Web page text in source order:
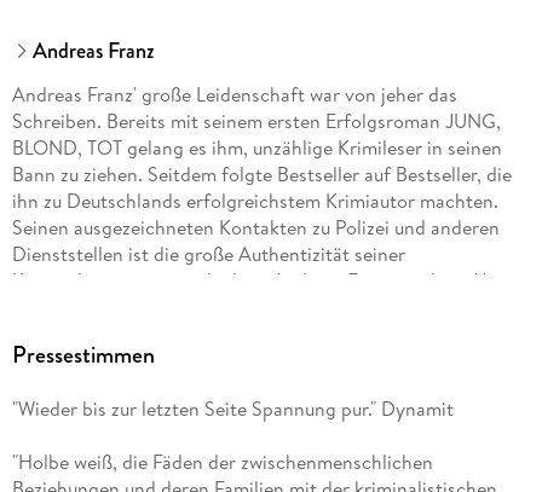
Andreas Franz
Andreas Franz' große Leidenschaft war von jeher das
Schreiben. Bereits mit seinem ersten Erfolgsroman JUNG,
BLOND, TOT gelang es ihm, unzählige Krimileser in seinen
Bann zu ziehen. Seitdem folgte Bestseller auf Bestseller, die
ihn zu Deutschlands erfolgreichstem Krimiautor machten.
Seinen ausgezeichneten Kontakten zu Polizei und anderen
Dienststellen ist die große Authentizität seiner
Kriminalromane zu verdanken. Andreas Franz starb im März
um Frankfurt und Hessen faszinieren den lesebegeisterten
Franz-Fan - und schließlich selbst Autor. Als er einen Krimi
der Reaktion des Verlags: Ob er sich auch vorstellen könne,
Pressestimmen
"Wieder bis zur letzten Seite Spannung pur." Dynamit
"Holbe weiß, die Fäden der zwischenmenschlichen